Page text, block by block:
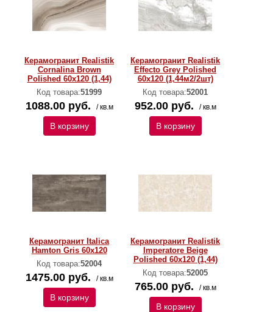
Керамогранит Realistik
Cornalina Brown
Polished 60x120 (1,44)
Код товара:51999
1088.00 руб. / кв.м
В корзину
Керамогранит Realistik
Effecto Grey Polished
60x120 (1,44м2/2шт)
Код товара:52001
952.00 руб. / кв.м
В корзину
Керамогранит Italica
Hamton Gris 60x120
Код товара:52004
1475.00 руб. / кв.м
В корзину
Керамогранит Realistik
Imperatore Beige
Polished 60x120 (1,44)
Код товара:52005
765.00 руб. / кв.м
В корзину